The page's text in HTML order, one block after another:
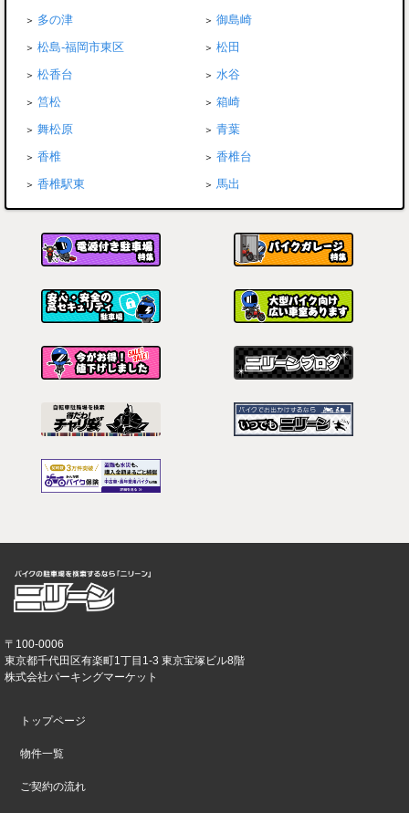
多の津
御島崎
松島-福岡市東区
松田
松香台
水谷
筥松
箱崎
舞松原
青葉
香椎
香椎台
香椎駅東
馬出
〒100-0006
東京都千代田区有楽町1丁目1-3 東京宝塚ビル8階
株式会社パーキングマーケット
トップページ
物件一覧
ご契約の流れ